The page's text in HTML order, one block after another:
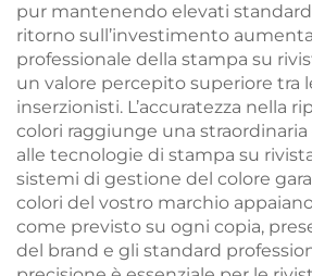
pur mantenendo elevati
ritorno sull’investimento
professionale della stampa su
un valore percepito superiore tra
inserzionisti. L’accuratezza nella
colori raggiunge una straordinaria
alle tecnologie di stampa su
sistemi di gestione del colore
colori del vostro marchio
come previsto su ogni copia,
del brand e gli standard